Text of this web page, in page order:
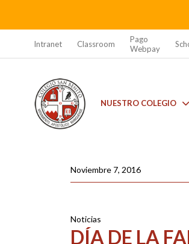
Intranet Classroom
Pago
Webpay
NUESTRO COLEGIO
Noviembre 7, 2016
Noticias
DÍA DE LA